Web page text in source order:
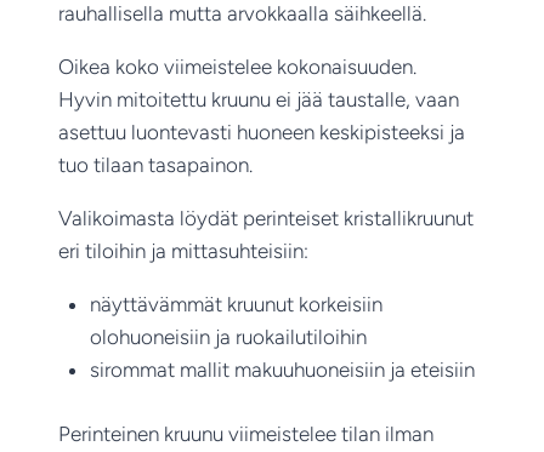
rauhallisella mutta arvokkaalla säihkeellä.
Oikea koko viimeistelee kokonaisuuden.
Hyvin mitoitettu kruunu ei jää taustalle, vaan
asettuu luontevasti huoneen keskipisteeksi ja
tuo tilaan tasapainon.
Valikoimasta löydät perinteiset kristallikruunut
eri tiloihin ja mittasuhteisiin:
näyttävämmät kruunut korkeisiin
olohuoneisiin ja ruokailutiloihin
sirommat mallit makuuhuoneisiin ja eteisiin
Perinteinen kruunu viimeistelee tilan ilman